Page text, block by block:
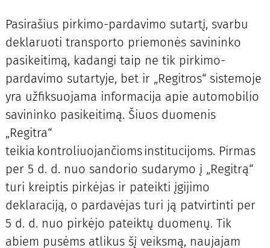
Pasirašius pirkimo-pardavimo sutartį, svarbu
deklaruoti transporto priemonės savininko
pasikeitimą, kadangi taip ne tik pirkimo-
pardavimo sutartyje, bet ir „Regitros“ sistemoje
yra užfiksuojama informacija apie automobilio
savininko pasikeitimą. Šiuos duomenis
„Regitra“
teikia kontroliuojančioms institucijoms. Pirmas
per 5 d. d. nuo sandorio sudarymo į „Regitrą“
turi kreiptis pirkėjas ir pateikti įgijimo
deklaraciją, o pardavėjas turi ją patvirtinti per
5 d. d. nuo pirkėjo pateiktų duomenų. Tik
abiem pusėms atlikus šį veiksmą, naujajam